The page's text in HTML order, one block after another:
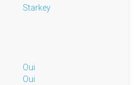
Starkey
Oui
Oui